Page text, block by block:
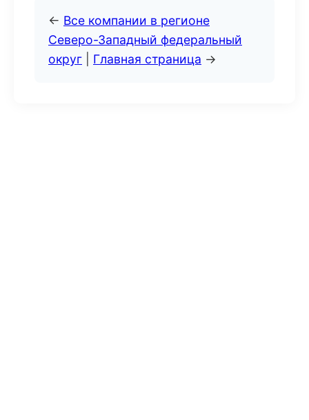
← Все компании в регионе
Северо-Западный федеральный
округ
Главная страница →